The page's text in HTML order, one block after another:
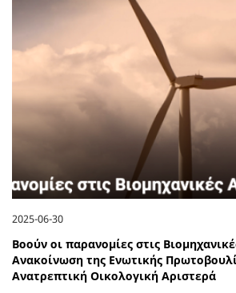
2025-06-30
Βοούν οι παρανομίες στις
Ανακοίνωση της Ενωτικής
Ανατρεπτική Οικολογική Αριστερά